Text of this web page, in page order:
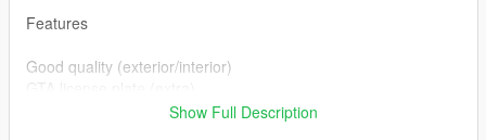
Features
Good quality (exterior/interior)
Show Full Description